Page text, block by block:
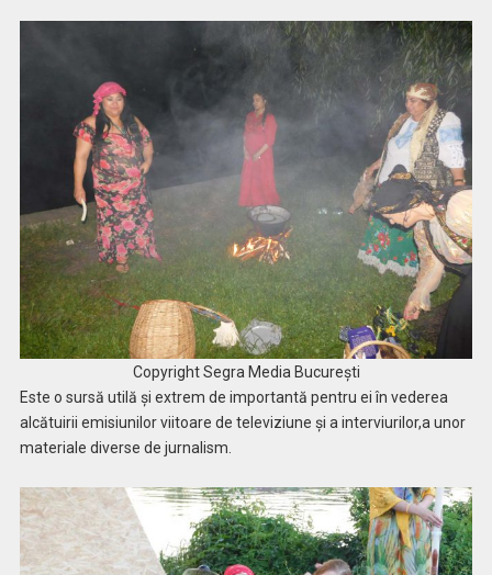
Copyright Segra Media București
Este o sursă utilă și extrem de importantă pentru ei în vederea
alcătuirii emisiunilor viitoare de televiziune și a interviurilor,a unor
materiale diverse de jurnalism.